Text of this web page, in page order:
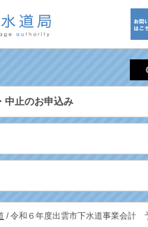
中止のお申込み
/令和６年度出雲市下水道事業会計